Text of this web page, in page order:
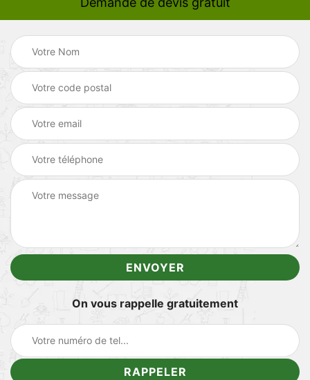
On vous rappelle gratuitement